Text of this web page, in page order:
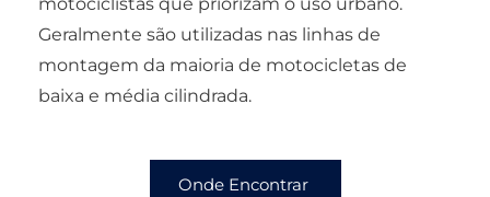
Geralmente são utilizadas nas linhas de
montagem da maioria de motocicletas de
baixa e média cilindrada.
Onde Encontrar